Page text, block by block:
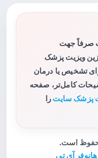
صرفاً جهت
ویزیت پزشک
تشخیص یا درمان
کامل‌تر، صفحه
پزشک سایت را
هانوفر آی تی